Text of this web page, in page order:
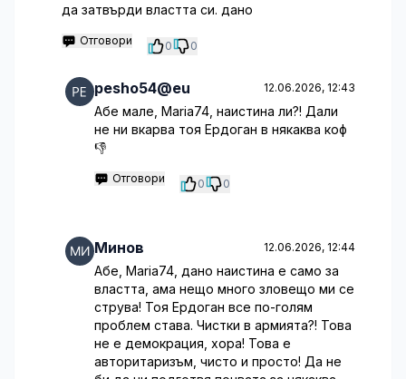
да затвърди властта си. дано
Отговори 0 0
pesho54@eu 12.06.2026, 12:43
Абе мале, Maria74, наистина ли?! Дали
не ни вкарва тоя Ердоган в някаква коф
👎
Отговори 0 0
Минов 12.06.2026, 12:44
Абе, Maria74, дано наистина е само за
властта, ама нещо много зловещо ми се
струва! Тоя Ердоган все по-голям
проблем става. Чистки в армията?! Това
не е демокрация, хора! Това е
авторитаризъм, чисто и просто! Да не